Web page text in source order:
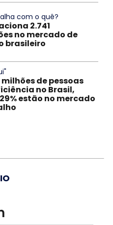
com o quê?
2.741
no mercado de
brasileiro
milhões de pessoas
no Brasil,
estão no mercado